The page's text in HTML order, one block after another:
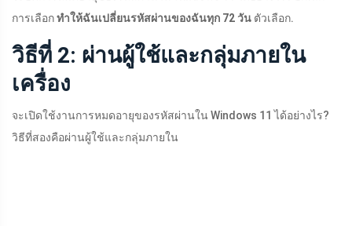
การเลือกทำให้ฉันเปลี่ยนรหัสผ่านของฉันทุก 72 วัน ตัวเลือก.
วิธีที่ 2: ผ่านผู้ใช้และกลุ่มภายใน
เครื่อง
จะเปิดใช้งานการหมดอายุของรหัสผ่านใน Windows 11 ได้อย่างไร?
วิธีที่สองคือผ่านผู้ใช้และกลุ่มภายใน